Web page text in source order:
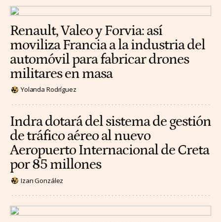
Renault, Valeo y Forvia: así
moviliza Francia a la industria del
automóvil para fabricar drones
militares en masa
Yolanda Rodríguez
Indra dotará del sistema de gestión
de tráfico aéreo al nuevo
Aeropuerto Internacional de Creta
por 85 millones
Izan González